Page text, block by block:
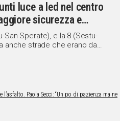
luce a led nel centro
sicurezza e
San Sperate), e la 8 (Sestu-
anche strade che erano da